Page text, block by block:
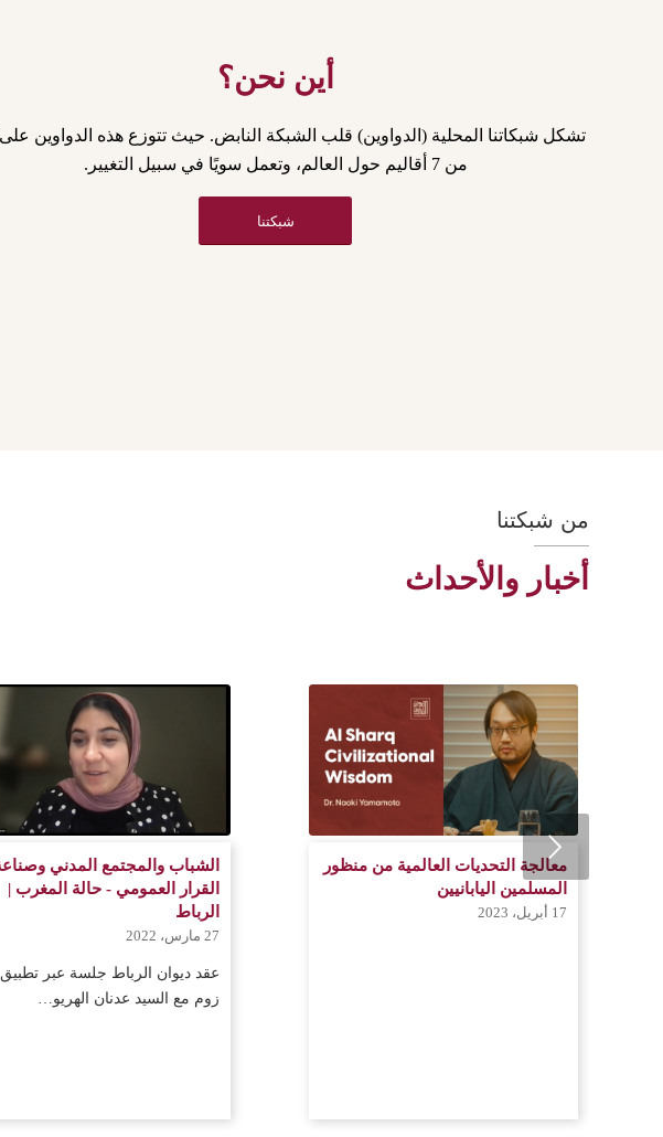
أين نحن؟
تشكل شبكاتنا المحلية (الدواوين) قلب الشبكة النابض. حيث تتوزع هذه الدواوين على
من 7 أقاليم حول العالم، وتعمل سويًا في سبيل التغيير.
شبكتنا
من شبكتنا
أخبار والأحداث
معالجة التحديات العالمية من منظور
المسلمين اليابانيين
17 أبريل، 2023
الشباب والمجتمع المدني
القرار العمومي - حالة المغرب |
الرباط
27 مارس، 2022
عقد ديوان الرباط جلسة عبر تطبيق
زوم مع السيد عدنان الهريو…